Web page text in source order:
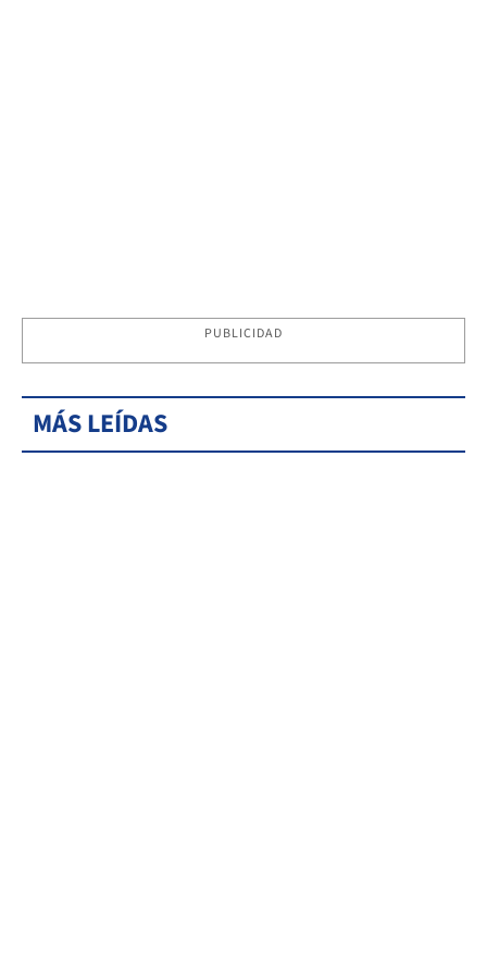
PUBLICIDAD
MÁS LEÍDAS